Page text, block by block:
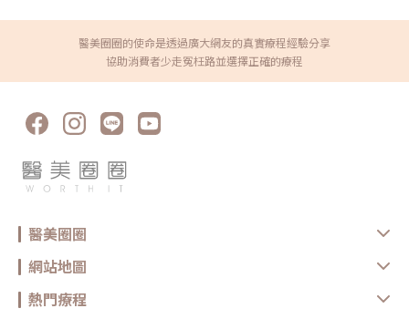
時，才可能以單一療程處理整體結構問題。這類複合式方案看似單次金額較
高，但若只單項反覆嘗試，往往效果有限、補打頻率更高，長期下來反而增
加總花費。4.維持期與長期規劃有些療程屬於短期型，需要每半年補強；有
些則屬結構型，維持年限較長。若只看單次價格，容易忽略「一年、三年、
短時間內「打回原形」。1.保濕一定要做足：乾燥會把細紋全部放大頸部天
生油脂腺少，治療後更容易暫時性乾燥。若保濕不足，原本已被改善的細紋
會因缺水再次顯現，讓人誤以為療程沒效。建議選擇質地清爽但鎖水力佳的
防曬不能省：頸部每天都要擦紫外線會加速膠原分解，是造成頸紋復發與老
化的最大元凶之一。術後一旦忽略防曬，即使前端療程做得再好，效果也會
快速打折。出門前務必將防曬範圍從臉一路延伸到鎖骨上緣，讓頸部真正被
原本的位置重複折疊，紋路自然容易回來。建議調整螢幕高度、使用手機時
把裝置抬高到視線水平，讓頸部保持自然伸直，這會比任何昂貴保養品都更
程的迷思與期待。Q1：頸紋可以完全消失嗎？多數情況下，頸紋的目標是
「明顯改善」而非「永久消失」。因為頸部每天仍會活動、折疊與受紫外線
影響，即使療程讓紋路變平滑，只要生活習慣與保養沒有同步調整，紋路仍
可能逐漸再出現。因此，醫師通常會以「改善幅度＋維持策略」為主要治療
參觀我們的Facebook：https://www.facebook.com/dr.skinhair📱來看
看我們的Instagram：https://www.instagram.com/shawsonclinic/👩🏻
直接加入Line由專人預約：https://lin.ee/NSrp46p☎️診所服務電話：(02)
醫美圈圈的使命是透過廣大網友的真實療程經驗分享
協助消費者少走冤枉路並選擇正確的療程
醫美圈圈
網站地圖
熱門療程